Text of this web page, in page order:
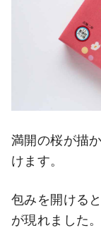
満開の桜が描
けます。
包みを開ける
が現れました。